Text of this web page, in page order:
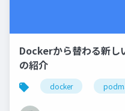
Dockerから替わる新し
の紹介
docker